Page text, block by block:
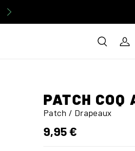
PATCH COQ
Patch / Drapeaux
9,95 €